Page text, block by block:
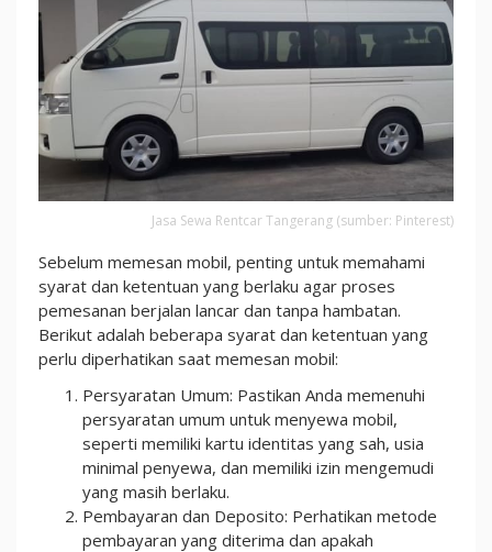
Jasa Sewa Rentcar Tangerang (sumber: Pinterest)
Sebelum memesan mobil, penting untuk memahami
syarat dan ketentuan yang berlaku agar proses
pemesanan berjalan lancar dan tanpa hambatan.
Berikut adalah beberapa syarat dan ketentuan yang
perlu diperhatikan saat memesan mobil:
Persyaratan Umum: Pastikan Anda memenuhi
persyaratan umum untuk menyewa mobil,
seperti memiliki kartu identitas yang sah, usia
minimal penyewa, dan memiliki izin mengemudi
yang masih berlaku.
Pembayaran dan Deposito: Perhatikan metode
pembayaran yang diterima dan apakah